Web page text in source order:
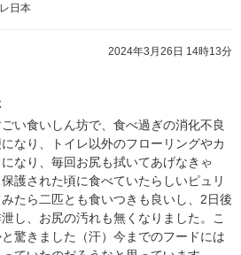
日本
2024年3月26日 14時13分
い食いしん坊で、食べ過ぎの消化不良
なり、トイレ以外のフローリングやカ
なり、毎回お尻も拭いてあげなきゃ
護された頃に食べていたらしいピュリ
たら二匹とも食いつきも良いし、2日後
し、お尻の汚れも無くなりました。こ
驚きました（汗）今までのフードには